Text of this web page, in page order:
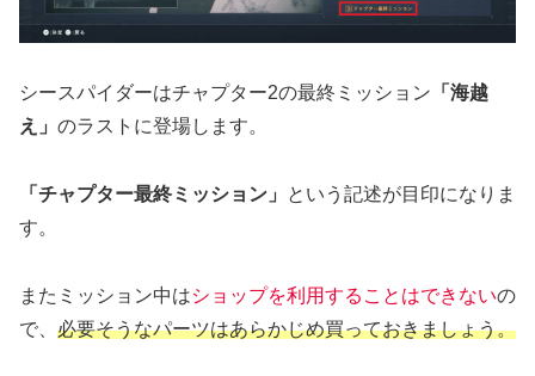
シースパイダーはチャプター2の最終ミッション 「海越
え」 のラストに登場します。
「チャプター最終ミッション」
という記述が目印になりま
す。
またミッション中はショップを利用することはできないの
で、 必要そうなパーツはあらかじめ買っておきましょう。